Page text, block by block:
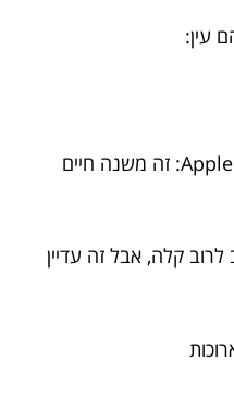
עין:
– Apple CarPlay / Android Auto: זה משנה חיים
קלה, אבל זה עדיין